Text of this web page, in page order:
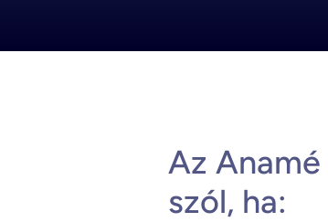
Az
szól, ha: